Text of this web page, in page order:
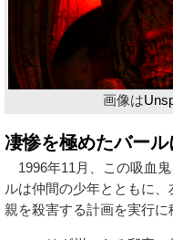
画像は
凄惨を極めたバール
1996年11月、この吸血
ルは仲間の少年とともに
親を殺害する計画を実行に